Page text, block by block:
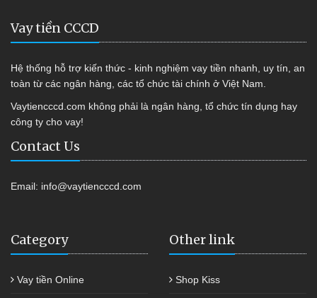
Vay tiền CCCD
Hệ thống hỗ trợ kiến thức - kinh nghiệm vay tiền nhanh, uy tín, an
toàn từ các ngân hàng, các tổ chức tài chính ở Việt Nam.
Vaytiencccd.com không phải là ngân hàng, tổ chức tín dụng hay
công ty cho vay!
Contact Us
Email: info@vaytiencccd.com
Category
Vay tiền Online
Other link
Shop Kiss